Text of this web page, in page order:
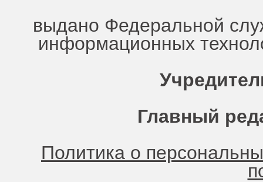
выдано Федеральной
информационных
Главный
Политика о